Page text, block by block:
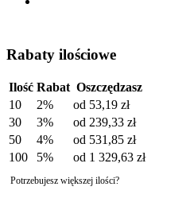
Rabaty ilościowe
Ilość Rabat Oszczędzasz
10
2% od 53,19 zł
30
3% od 239,33 zł
50
4% od 531,85 zł
100
5% od 1 329,63 zł
Potrzebujesz większej ilości?